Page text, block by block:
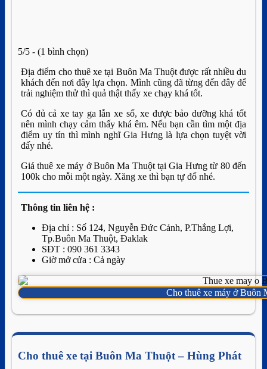
5/5 - (1 bình chọn)
Địa điểm cho thuê xe tại Buôn Ma Thuột được rất nhiều du
khách đến nơi đây lựa chọn. Mình cũng đã từng đến đây để
trải nghiệm thử thì quả thật thấy xe chạy khá tốt.
Có đủ cả xe tay ga lẫn xe số, xe được bảo dưỡng khá tốt
nên mình chạy cảm thấy khá êm. Nếu bạn cần tìm một địa
điểm uy tín thì mình nghĩ Gia Hưng là lựa chọn tuyệt vời
đấy nhé.
Giá thuê xe máy ở Buôn Ma Thuột tại Gia Hưng từ 80 đến
100k cho mỗi một ngày. Xăng xe thì bạn tự đổ nhé.
Thông tin liên hệ :
Địa chỉ : Số 124, Nguyễn Đức Cảnh, P.Thắng Lợi,
Tp.Buôn Ma Thuột, Đaklak
SĐT : 090 361 3343
Giờ mở cửa : Cả ngày
Cho thuê xe máy ở Buôn
Cho thuê xe tại Buôn Ma Thuột – Hùng Phát